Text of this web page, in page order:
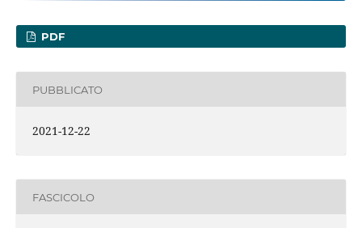
PDF
PUBBLICATO
2021-12-22
FASCICOLO